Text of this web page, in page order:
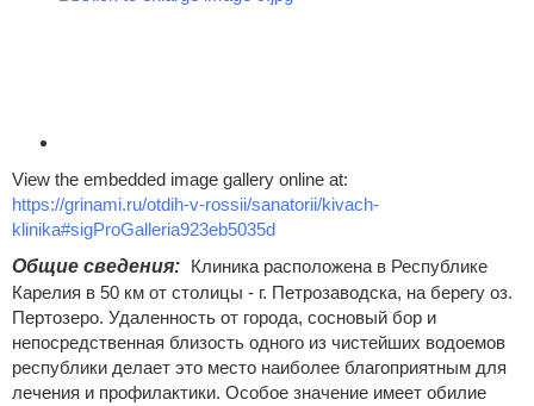
View the embedded image gallery online at:
https://grinami.ru/otdih-v-rossii/sanatorii/kivach-
klinika#sigProGalleria923eb5035d
Общие сведения: Клиника расположена в Республике
Карелия в 50 км от столицы - г. Петрозаводска, на берегу оз.
Пертозеро. Удаленность от города, сосновый бор и
непосредственная близость одного из чистейших водоемов
республики делает это место наиболее благоприятным для
лечения и профилактики. Особое значение имеет обилие